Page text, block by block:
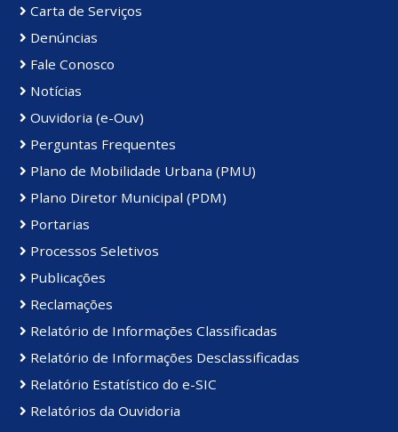
Carta de Serviços
Denúncias
Fale Conosco
Notícias
Ouvidoria (e-Ouv)
Perguntas Frequentes
Plano de Mobilidade Urbana (PMU)
Plano Diretor Municipal (PDM)
Portarias
Processos Seletivos
Publicações
Reclamações
Relatório de Informações Classificadas
Relatório de Informações Desclassificadas
Relatório Estatístico do e-SIC
Relatórios da Ouvidoria